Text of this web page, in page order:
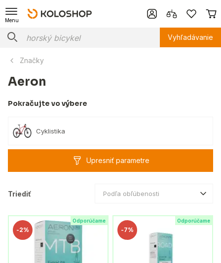
Menu
Vyhľadávanie
Značky
Aeron
Pokračujte vo výbere
Cyklistika
Upresniť parametre
Triediť Podľa obľúbenosti
Odporúčame
-2%
Odporúčame
-7%